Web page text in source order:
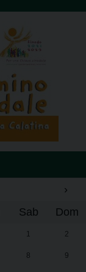
›
Sab Dom
1 2
8 9